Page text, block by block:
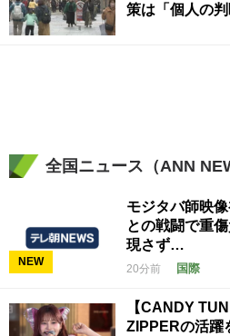
策は「個人の
全国ニュース（ANN
NEW
モジタバ師映
との戦闘で重
現さず…
20分前 国際
【CANDY
ZIPPERの活躍